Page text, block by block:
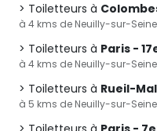
Toiletteurs à
à 4 kms de Neuilly-sur-Seine
Toiletteurs à Paris -
à 4 kms de Neuilly-sur-Seine
Toiletteurs à Rueil-
à 5 kms de Neuilly-sur-Seine